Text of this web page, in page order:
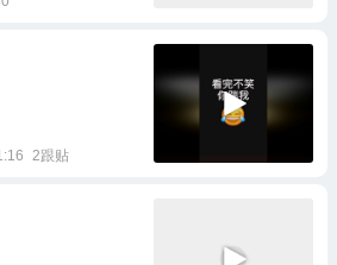
2跟贴